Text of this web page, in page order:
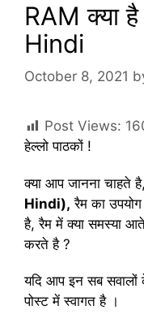
RAM क्या
Hindi
October 8, 2021
Post Views:
हेल्लो पाठकों !
क्या आप जानना चाहते
Hindi), रैम का
है, रैम में क्या समस्या
करते है ?
यदि आप इन सब सवालों
पोस्ट में स्वागत है ।